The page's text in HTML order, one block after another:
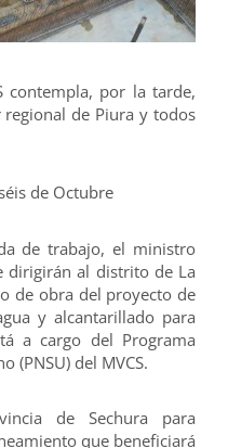
contempla, por la tarde,
de Piura y todos
de Octubre
de trabajo, el ministro
dirigirán al distrito de La
de obra del proyecto de
y alcantarillado para
a cargo del Programa
(PNSU) del MVCS.
de Sechura para
que beneficiará